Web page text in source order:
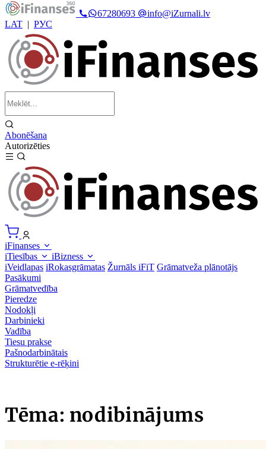
67280693
info@iZurnali.lv
LAT | РУС
Abonēšana
Autorizēties
iFinanses
iTiesības
iBizness
iVeidlapas iRokasgrāmatas Žurnāls iFiT Grāmatveža plānotājs
Pasākumi
Grāmatvedība
Pieredze
Nodokļi
Darbinieki
Vadība
Tiesu prakse
Pašnodarbinātais
Strukturētie e-rēķini
Tēma: nodibinājums